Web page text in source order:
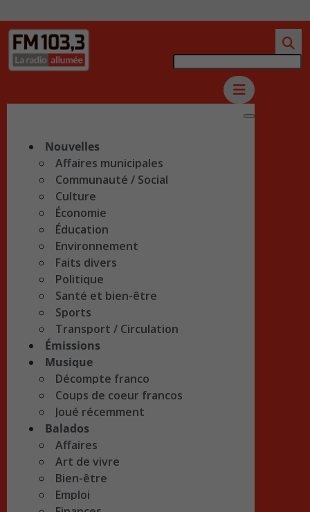
Nouvelles
Affaires municipales
Communauté / Social
Culture
Économie
Éducation
Environnement
Faits divers
Politique
Santé et bien-être
Sports
Transport / Circulation
Émissions
Musique
Décompte franco
Coups de coeur francos
Joué récemment
Balados
Affaires
Art de vivre
Bien-être
Emploi